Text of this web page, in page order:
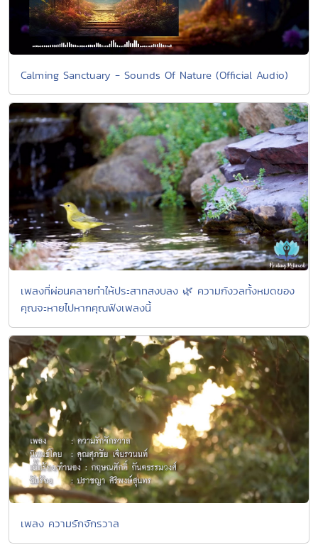
Calming Sanctuary - Sounds Of Nature (Official Audio)
เพลงที่ผ่อนคลายทำให้ประสาทสงบลง 🌿 ความกังวลทั้งหมดของ
คุณจะหายไปหากคุณฟังเพลงนี้
เพลง ความรักจักรวาล